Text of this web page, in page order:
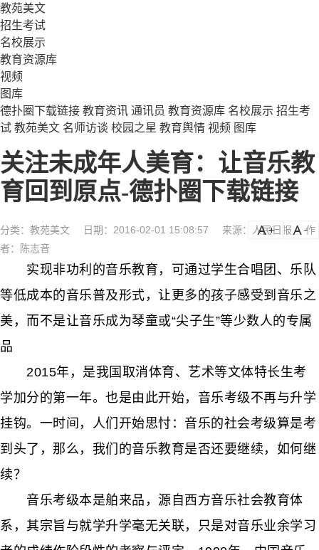
教苑美文
招生考试
名校展示
教育资源库
视频
图库
德扑圈下载链接 教育资讯 通讯员 教育资源库 名校展示 招生考
试 教苑美文 名师访谈 校园之星 教育舆情 视频 图库
关注未成年人美育：让音乐教
育回到原点-德扑圈下载链接
分类： 教苑美文 日期：2016-02-01 15:08:57 来源：人民日报
作
者：陈志音
a a-
实现非功利的音乐教育，可通过学生合唱团、乐队
等低成本的音乐普及形式，让更多的孩子感受到音乐之
美，而不是让音乐成为琴童或“尖子生”等少数人的专属
品
2015年，是我国取消体育、艺术等文体特长生考
学加分的第一年。也是由此开始，音乐考级不再与升学
挂钩。一时间，人们开始思忖：音乐的社会考级算是考
到头了，那么，我们的音乐教育是否还要继续，如何继
续？
音乐考级本是舶来品，源自西方音乐社会教育体
系，其宗旨与就学升学毫无关联，只是对音乐业余学习